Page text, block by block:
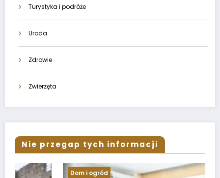
Turystyka i podróże
Uroda
Zdrowie
Zwierzęta
Nie przegap tych informacji
Dom i ogród